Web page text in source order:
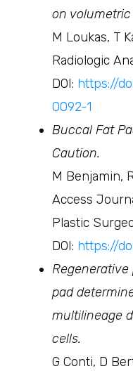
on volumetric
M Loukas, T
Radiologic
DOI: https://
0092-1
Buccal Fat
Caution.
M Benjamin,
Access
Plastic
DOI: https://
pad
multilineage
cells.
G Conti, D